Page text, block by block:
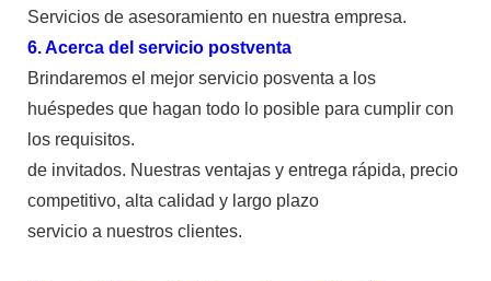
Servicios de asesoramiento en nuestra empresa.
6. Acerca del servicio postventa
Brindaremos el mejor servicio posventa a los
huéspedes que hagan todo lo posible para cumplir con
los requisitos.
de invitados. Nuestras ventajas y entrega rápida, precio
competitivo, alta calidad y largo plazo
servicio a nuestros clientes.